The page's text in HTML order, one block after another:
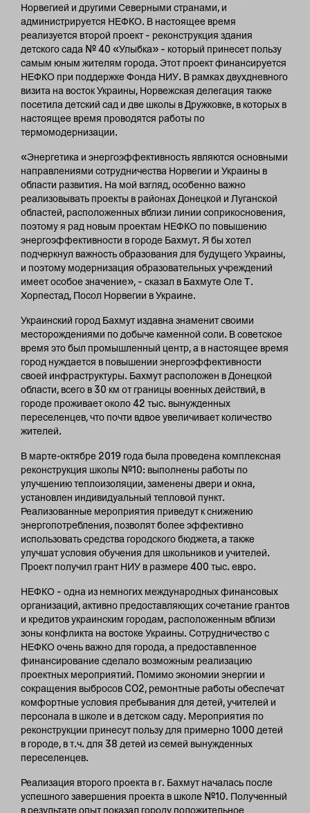
Норвегией и другими Северными странами, и
администрируется НЕФКО. В настоящее время
реализуется второй проект – реконструкция здания
детского сада № 40 «Улыбка» – который принесет пользу
самым юным жителям города. Этот проект финансируется
НЕФКО при поддержке Фонда НИУ. В рамках двухдневного
визита на восток Украины, Норвежская делегация также
посетила детский сад и две школы в Дружковке, в которых в
настоящее время проводятся работы по
термомодернизации.
«Энергетика и энергоэффективность являются основными
направлениями сотрудничества Норвегии и Украины в
области развития. На мой взгляд, особенно важно
реализовывать проекты в районах Донецкой и Луганской
областей, расположенных вблизи линии соприкосновения,
поэтому я рад новым проектам НЕФКО по повышению
энергоэффективности в городе Бахмут. Я бы хотел
подчеркнул важность образования для будущего Украины,
и поэтому модернизация образовательных учреждений
имеет особое значение», – сказал в Бахмуте Оле Т.
Хорпестад, Посол Норвегии в Украине.
Украинский город Бахмут издавна знаменит своими
месторождениями по добыче каменной соли. В советское
время это был промышленный центр, а в настоящее время
город нуждается в повышении энергоэффективности
своей инфраструктуры. Бахмут расположен в Донецкой
области, всего в 30 км от границы военных действий, в
городе проживает около 42 тыс. вынужденных
переселенцев, что почти вдвое увеличивает количество
жителей.
В марте-октябре 2019 года была проведена комплексная
реконструкция школы №10: выполнены работы по
улучшению теплоизоляции, заменены двери и окна,
установлен ​​индивидуальный тепловой пункт.
Реализованные мероприятия приведут к снижению
энергопотребления, позволят более эффективно
использовать средства городского бюджета, а также
улучшат условия обучения для школьников и учителей.
Проект получил грант НИУ в размере 400 тыс. евро.
НЕФКО – одна из немногих международных финансовых
организаций, активно предоставляющих сочетание грантов
и кредитов украинским городам, расположенным вблизи
зоны конфликта на востоке Украины. Сотрудничество с
НЕФКО очень важно для города, а предоставленное
финансирование сделало возможным реализацию
проектных мероприятий. Помимо экономии энергии и
сокращения выбросов CO2, ремонтные работы обеспечат
комфортные условия пребывания для детей, учителей и
персонала в школе и в детском саду. Мероприятия по
реконструкции принесут пользу для примерно 1000 детей
в городе, в т.ч. для 38 детей из семей вынужденных
переселенцев.
Реализация второго проекта в г. Бахмут началась после
успешного завершения проекта в школе №10. Полученный
в результате опыт показал городу положительное